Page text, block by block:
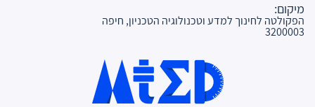
מיקום:
הפקולטה לחינוך למדע וטכנולוגיה הטכניון, חיפה
3200003